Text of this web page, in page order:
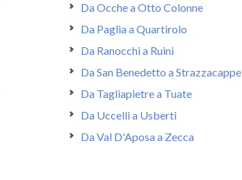
Da Ocche a Otto Colonne
Da Paglia a Quartirolo
Da Ranocchi a Ruini
Da San Benedetto a Strazzacappe
Da Tagliapietre a Tuate
Da Uccelli a Usberti
Da Val D'Aposa a Zecca